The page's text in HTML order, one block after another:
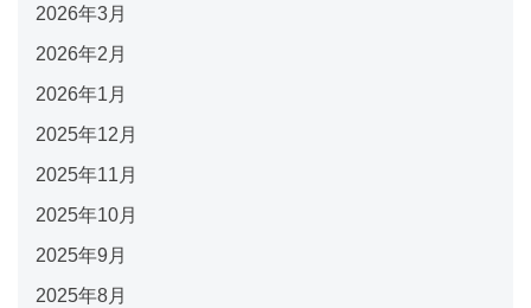
2026年3月
2026年2月
2026年1月
2025年12月
2025年11月
2025年10月
2025年9月
2025年8月